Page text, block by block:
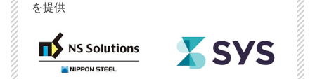
を提供